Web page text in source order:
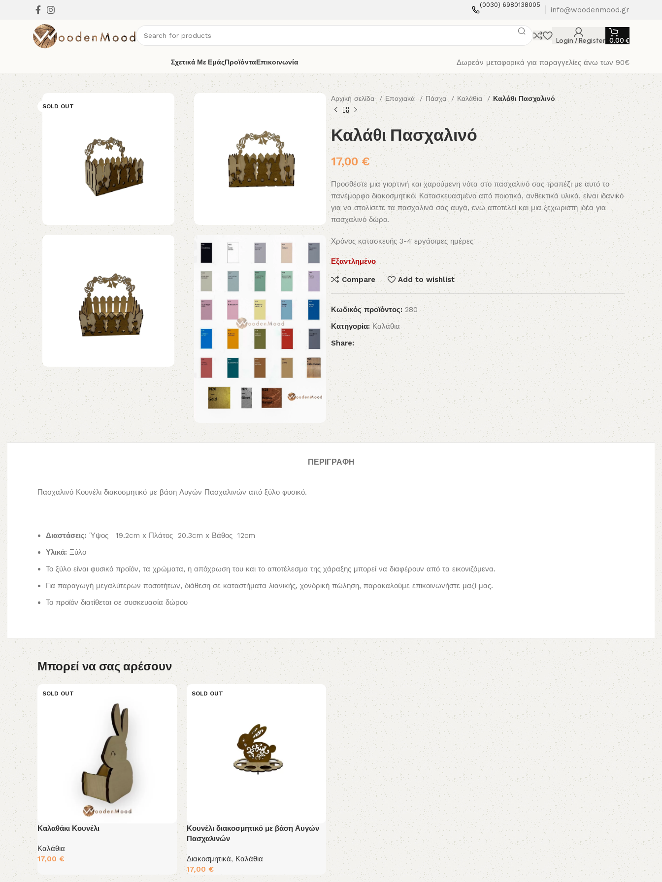
(0030) 6980138005
info@woodenmood.gr
Login / Register 0,00 €
Σχετικά Με ΕμάςΠροϊόνταΕπικοινωνία Δωρεάν μεταφορικά για παραγγελίες άνω των 90€
SOLD OUT
Αρχική σελίδα Εποχιακά Πάσχα Καλάθια Καλάθι Πασχαλινό
Καλάθι Πασχαλινό
17,00€
Προσθέστε μια γιορτινή και χαρούμενη νότα στο πασχαλινό σας τραπέζι με αυτό το
πανέμορφο διακοσμητικό! Κατασκευασμένο από ποιοτικά, ανθεκτικά υλικά, είναι ιδανικό
για να στολίσετε τα πασχαλινά σας αυγά, ενώ αποτελεί και μια ξεχωριστή ιδέα για
πασχαλινό δώρο.
Χρόνος κατασκευής 3-4 εργάσιμες ημέρες
Εξαντλημένο
Compare Add to wishlist
Κωδικός προϊόντος:280
Κατηγορία: Καλάθια
Share:
ΠΕΡΙΓΡΑΦΉ
Πασχαλινό Κουνέλι διακοσμητικό με βάση Αυγών Πασχαλινών από ξύλο φυσικό.
Διαστάσεις: Ύψος 19.2cm x Πλάτος 20.3cm x Βάθος 12cm
Υλικά: Ξύλο
Το ξύλο είναι φυσικό προϊόν, τα χρώματα, η απόχρωση του και το αποτέλεσμα της χάραξης μπορεί να διαφέρουν από τα εικονιζόμενα.
Για παραγωγή μεγαλύτερων ποσοτήτων, διάθεση σε καταστήματα λιανικής, χονδρική πώληση, παρακαλούμε επικοινωνήστε μαζί μας.
Το προϊόν διατίθεται σε συσκευασία δώρου
Μπορεί να σας αρέσουν
SOLD OUT
Καλαθάκι Κουνέλι
Καλάθια
17,00 €
SOLD OUT
Κουνέλι διακοσμητικό με βάση Αυγών
Πασχαλινών
Διακοσμητικά, Καλάθια
17,00 €
Διαβάστε Περισσότερα